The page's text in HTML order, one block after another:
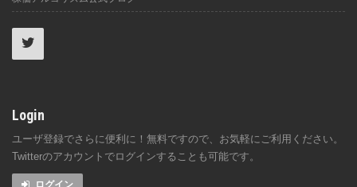
Login
ユーザ登録でさらに便利に！無料ですので、お気軽にご利用ください。
Twitterのアカウントでログインすることも可能です。
ログイン